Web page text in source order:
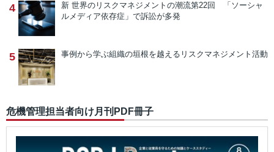
4 新 世界のリスクマネジメントの潮流第22回 「ソーシャ
ルメディア依存症」で訴訟が多発
5 事例から学ぶ組織の垣根を越えるリスクマネジメント活動
危機管理担当者向け月刊PDF冊子